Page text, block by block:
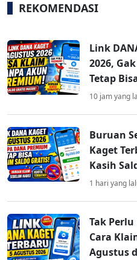
REKOMENDASI
Link
2026,
Tetap
10 jam yang
Buruan
Kaget
Kasih
1 hari yang
Tak
Cara
Agustus